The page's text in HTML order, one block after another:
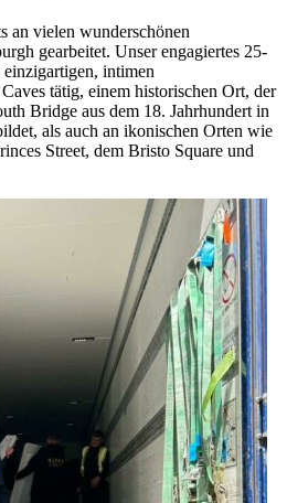
an vielen wunderschönen
gearbeitet. Unser engagiertes 25-
intimen
tätig, einem historischen Ort, der
Bridge aus dem 18. Jahrhundert in
als auch an ikonischen Orten wie
Street, dem Bristo Square und